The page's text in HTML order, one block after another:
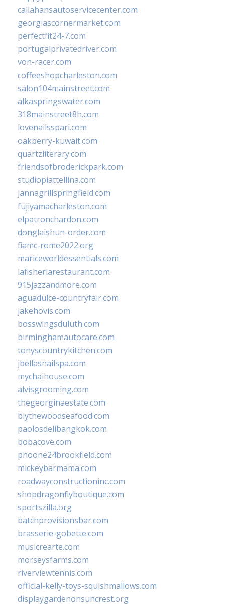
callahansautoservicecenter.com
georgiascornermarket.com
perfectfit24-7.com
portugalprivatedriver.com
von-racer.com
coffeeshopcharleston.com
salon104mainstreet.com
alkaspringswater.com
318mainstreet8h.com
lovenailsspari.com
oakberry-kuwait.com
quartzliterary.com
friendsofbroderickpark.com
studiopiattellina.com
jannagrillspringfield.com
fujiyamacharleston.com
elpatronchardon.com
donglaishun-order.com
fiamc-rome2022.org
mariceworldessentials.com
lafisheriarestaurant.com
915jazzandmore.com
aguadulce-countryfair.com
jakehovis.com
bosswingsduluth.com
birminghamautocare.com
tonyscountrykitchen.com
jbellasnailspa.com
mychaihouse.com
alvisgrooming.com
thegeorginaestate.com
blythewoodseafood.com
paolosdelibangkok.com
bobacove.com
phoone24brookfield.com
mickeybarmama.com
roadwayconstructioninc.com
shopdragonflyboutique.com
sportszilla.org
batchprovisionsbar.com
brasserie-gobette.com
musicrearte.com
morseysfarms.com
riverviewtennis.com
official-kelly-toys-squishmallows.com
displaygardenonsuncrest.org